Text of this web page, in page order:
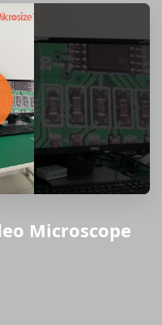
Microscope